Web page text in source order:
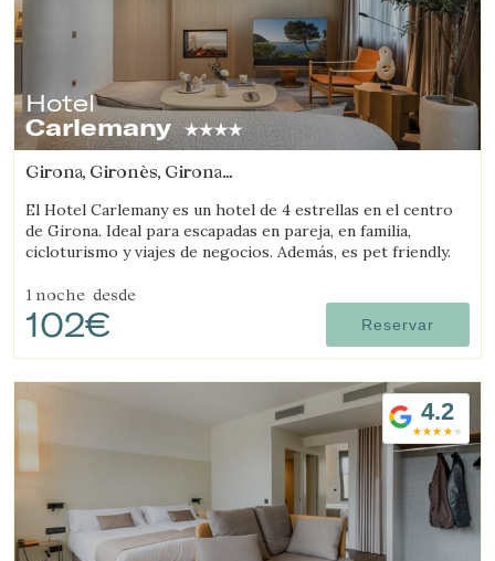
Hotel
Carlemany
Girona, Gironès, Girona
El Hotel Carlemany es un hotel de 4 estrellas en el centro
de Girona. Ideal para escapadas en pareja, en familia,
cicloturismo y viajes de negocios. Además, es pet friendly.
1 noche desde
102€ Reservar
4.2